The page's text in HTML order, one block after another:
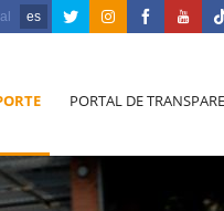
es
PORTAL DE